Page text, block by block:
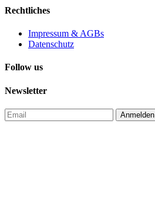
Rechtliches
Impressum & AGBs
Datenschutz
Follow us
Newsletter
Anmelden